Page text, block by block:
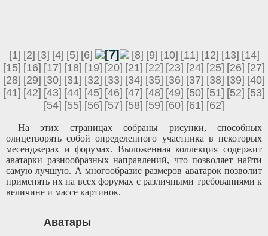
[1] [2] [3] [4] [5] [6] [7] [8] [9] [10] [11] [12] [13] [14]
[15] [16] [17] [18] [19] [20] [21] [22] [23] [24] [25] [26] [27]
[28] [29] [30] [31] [32] [33] [34] [35] [36] [37] [38] [39] [40]
[41] [42] [43] [44] [45] [46] [47] [48] [49] [50] [51] [52] [53]
[54] [55] [56] [57] [58] [59] [60] [61] [62]
На этих страницах собраны рисунки, способных
олицетворять собой определенного участника в некоторых
месенджерах и форумах. Выложенная коллекция содержит
аватарки разнообразных направлений, что позволяет найти
самую лучшую. А многообразие размеров аватарок позволит
применять их на всех форумах с различными требованиями к
величине и массе картинок.
Аватары